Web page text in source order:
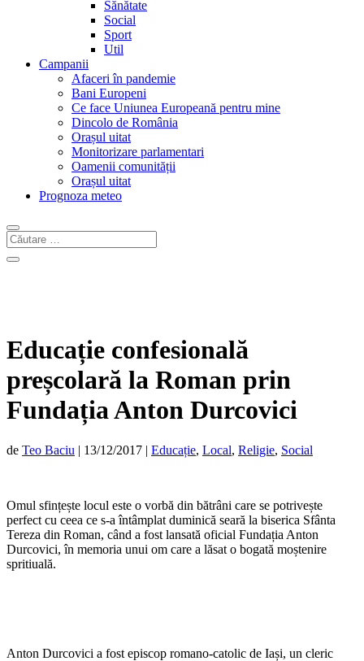
Sănătate
Social
Sport
Util
Campanii
Afaceri în pandemie
Bani Europeni
Ce face Uniunea Europeană pentru mine
Dincolo de România
Orașul uitat
Monitorizare parlamentari
Oamenii comunității
Orașul uitat
Prognoza meteo
Educație confesională
preșcolară la Roman prin
Fundația Anton Durcovici
de Teo Baciu | 13/12/2017 | Educație, Local, Religie, Social
Omul sfințește locul este o vorbă din bătrâni care se potrivește
perfect cu ceea ce s-a întâmplat duminică seară la biserica Sfânta
Tereza din Roman, când a fost lansată oficial Fundația Anton
Durcovici, în memoria unui om care a lăsat o bogată moștenire
spritiuală.
Anton Durcovici a fost episcop romano-catolic de Iași, un cleric